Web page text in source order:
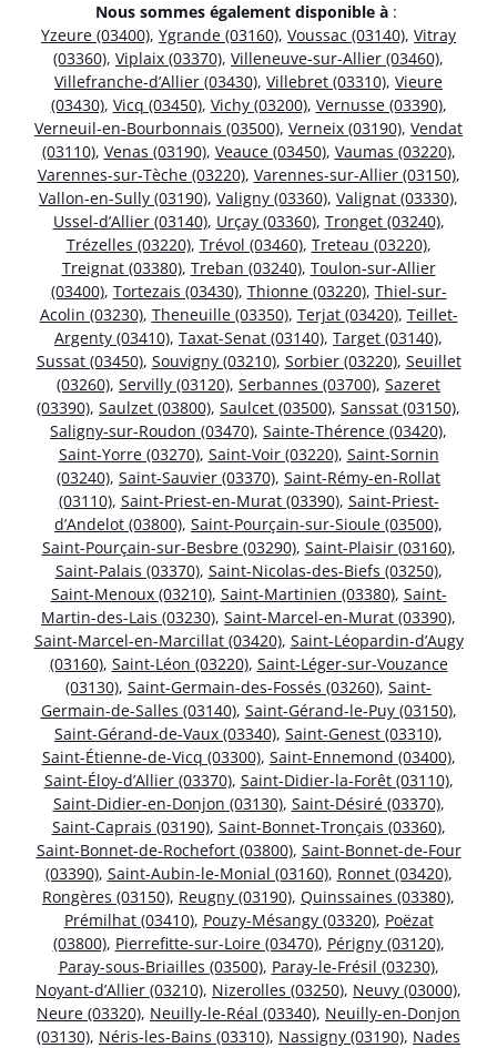
Nous sommes également disponible à :
Yzeure (03400), Ygrande (03160), Voussac (03140), Vitray
(03360), Viplaix (03370), Villeneuve-sur-Allier (03460),
Villefranche-d’Allier (03430), Villebret (03310), Vieure
(03430), Vicq (03450), Vichy (03200), Vernusse (03390),
Verneuil-en-Bourbonnais (03500), Verneix (03190), Vendat
(03110), Venas (03190), Veauce (03450), Vaumas (03220),
Varennes-sur-Tèche (03220), Varennes-sur-Allier (03150),
Vallon-en-Sully (03190), Valigny (03360), Valignat (03330),
Ussel-d’Allier (03140), Urçay (03360), Tronget (03240),
Trézelles (03220), Trévol (03460), Treteau (03220),
Treignat (03380), Treban (03240), Toulon-sur-Allier
(03400), Tortezais (03430), Thionne (03220), Thiel-sur-
Acolin (03230), Theneuille (03350), Terjat (03420), Teillet-
Argenty (03410), Taxat-Senat (03140), Target (03140),
Sussat (03450), Souvigny (03210), Sorbier (03220), Seuillet
(03260), Servilly (03120), Serbannes (03700), Sazeret
(03390), Saulzet (03800), Saulcet (03500), Sanssat (03150),
Saligny-sur-Roudon (03470), Sainte-Thérence (03420),
Saint-Yorre (03270), Saint-Voir (03220), Saint-Sornin
(03240), Saint-Sauvier (03370), Saint-Rémy-en-Rollat
(03110), Saint-Priest-en-Murat (03390), Saint-Priest-
d’Andelot (03800), Saint-Pourçain-sur-Sioule (03500),
Saint-Pourçain-sur-Besbre (03290), Saint-Plaisir (03160),
Saint-Palais (03370), Saint-Nicolas-des-Biefs (03250),
Saint-Menoux (03210), Saint-Martinien (03380), Saint-
Martin-des-Lais (03230), Saint-Marcel-en-Murat (03390),
Saint-Marcel-en-Marcillat (03420), Saint-Léopardin-d’Augy
(03160), Saint-Léon (03220), Saint-Léger-sur-Vouzance
(03130), Saint-Germain-des-Fossés (03260), Saint-
Germain-de-Salles (03140), Saint-Gérand-le-Puy (03150),
Saint-Gérand-de-Vaux (03340), Saint-Genest (03310),
Saint-Étienne-de-Vicq (03300), Saint-Ennemond (03400),
Saint-Éloy-d’Allier (03370), Saint-Didier-la-Forêt (03110),
Saint-Didier-en-Donjon (03130), Saint-Désiré (03370),
Saint-Caprais (03190), Saint-Bonnet-Tronçais (03360),
Saint-Bonnet-de-Rochefort (03800), Saint-Bonnet-de-Four
(03390), Saint-Aubin-le-Monial (03160), Ronnet (03420),
Rongères (03150), Reugny (03190), Quinssaines (03380),
Prémilhat (03410), Pouzy-Mésangy (03320), Poëzat
(03800), Pierrefitte-sur-Loire (03470), Périgny (03120),
Paray-sous-Briailles (03500), Paray-le-Frésil (03230),
Noyant-d’Allier (03210), Nizerolles (03250), Neuvy (03000),
Neure (03320), Neuilly-le-Réal (03340), Neuilly-en-Donjon
(03130), Néris-les-Bains (03310), Nassigny (03190), Nades